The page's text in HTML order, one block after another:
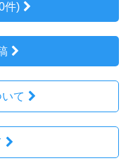
件)
て